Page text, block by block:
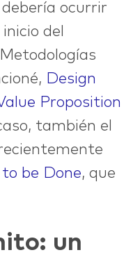
debería ocurrir
del
Design
Proposition
también el
be Done, que
un